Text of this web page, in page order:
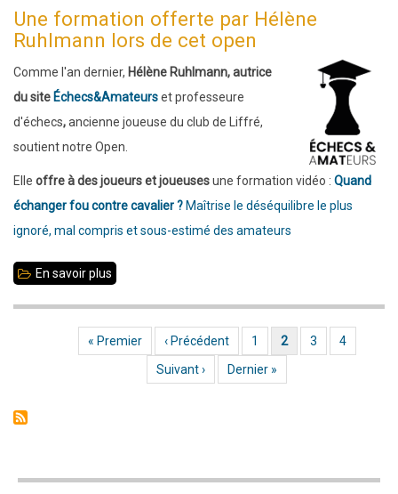
octobre
:
soirée
Blitz
Une formation offerte par Hélène
Ruhlmann lors de cet open
Comme l'an dernier, Hélène Ruhlmann, autrice
du site Échecs&Amateurset professeure
d'échecs,ancienne joueuse du club de Liffré,
soutient notre Open.
Elle offre à des joueurs et joueusesune formation vidéo : Quand
échanger fou contre cavalier ? Maîtrise le déséquilibre le plus
ignoré, mal compris et sous-estimé des amateurs
En savoir plus
offerte
PaginationPremière page
« Premier Page précédente
‹ Précédent Page
1 Page actuelle
2 Page
3 Page
4
Page suivante
Suivant › Dernière page
Dernier »